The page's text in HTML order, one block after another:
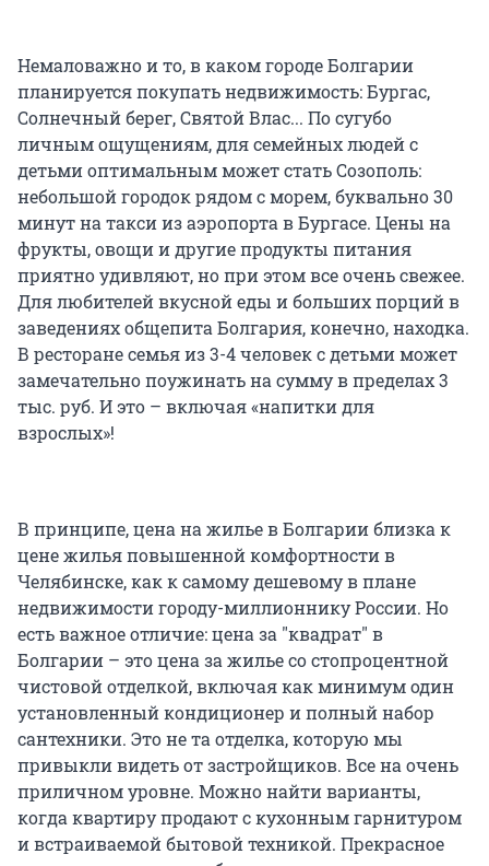
Немаловажно и то, в каком городе Болгарии
планируется покупать недвижимость: Бургас,
Солнечный берег, Святой Влас... По сугубо
личным ощущениям, для семейных людей с
детьми оптимальным может стать Созополь:
небольшой городок рядом с морем, буквально 30
минут на такси из аэропорта в Бургасе. Цены на
фрукты, овощи и другие продукты питания
приятно удивляют, но при этом все очень свежее.
Для любителей вкусной еды и больших порций в
заведениях общепита Болгария, конечно, находка.
В ресторане семья из 3-4 человек с детьми может
замечательно поужинать на сумму в пределах 3
тыс. руб. И это – включая «напитки для
взрослых»!
В принципе, цена на жилье в Болгарии близка к
цене жилья повышенной комфортности в
Челябинске, как к самому дешевому в плане
недвижимости городу-миллионнику России. Но
есть важное отличие: цена за "квадрат" в
Болгарии – это цена за жилье со стопроцентной
чистовой отделкой, включая как минимум один
установленный кондиционер и полный набор
сантехники. Это не та отделка, которую мы
привыкли видеть от застройщиков. Все на очень
приличном уровне. Можно найти варианты,
когда квартиру продают с кухонным гарнитуром
и встраиваемой бытовой техникой. Прекрасное